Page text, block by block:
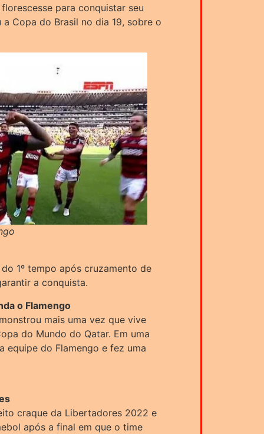
para conquistar seu
Copa do Brasil no dia 19, sobre o
1º tempo após cruzamento de
a conquista.
o Flamengo
mais uma vez que vive
do Mundo do Qatar. Em uma
equipe do Flamengo e fez uma
craque da Libertadores 2022 e
após a final em que o time